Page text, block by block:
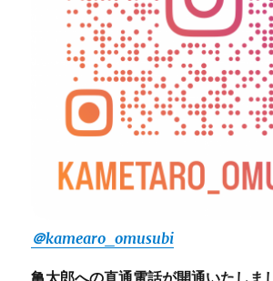
＠kamearo_omusubi